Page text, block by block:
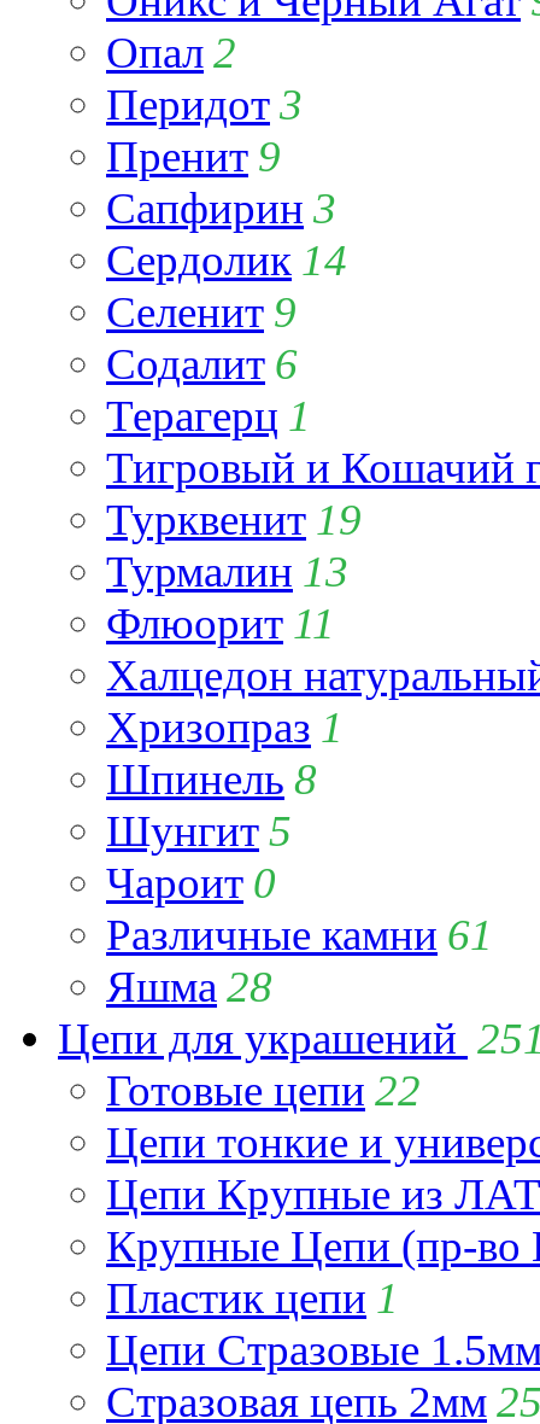
Опал2
Перидот3
Пренит 9
Сапфирин 3
Сердолик 14
Селенит 9
Содалит 6
Терагерц 1
Тигровый и Кошачий
Турквенит 19
Турмалин 13
Флюорит 11
Халцедон
Хризопраз 1
Шпинель 8
Шунгит5
Чароит 0
Различные камни 61
Яшма 28
Цепи для украшений
Готовые цепи 22
Цепи тонкие и
Цепи Крупные из
Крупные Цепи (пр-во
Пластик цепи 1
Цепи Стразовые
Стразовая цепь 2мм